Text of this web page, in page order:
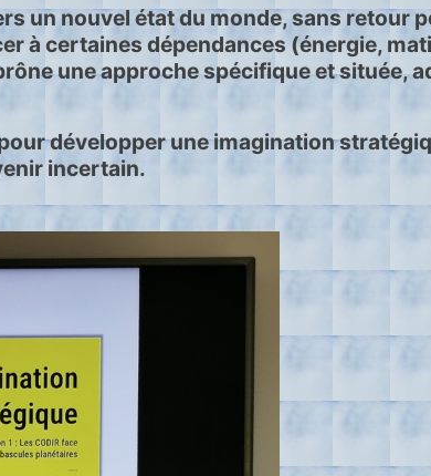
un nouvel état du monde, sans retour
à certaines dépendances (énergie,
une approche spécifique et située,
développer une imagination
incertain.